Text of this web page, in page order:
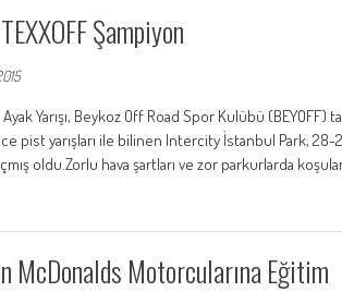
Şampiyon
Ayak Yarışı, Beykoz Off Road Spor Kulübü
pist yarışları ile bilinen Intercity İstanbul Park, 28-
oldu.Zorlu hava şartları ve zor parkurlarda
McDonalds Motorcularına Eğitim